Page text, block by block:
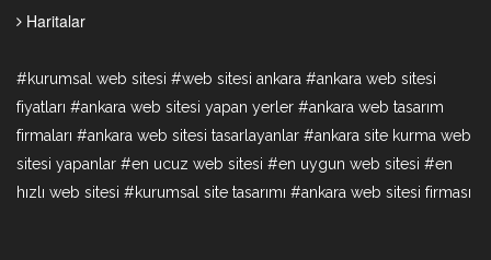
Haritalar
#kurumsal web sitesi #web sitesi ankara #ankara web sitesi
fiyatları #ankara web sitesi yapan yerler #ankara web tasarım
firmaları #ankara web sitesi tasarlayanlar #ankara site kurma web
sitesi yapanlar #en ucuz web sitesi #en uygun web sitesi #en
hızlı web sitesi #kurumsal site tasarımı #ankara web sitesi firması